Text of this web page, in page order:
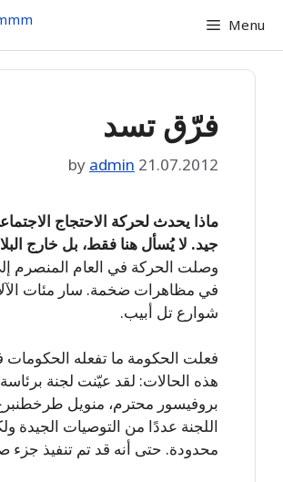
Menu
فرّق تسد
21.07.2012
by admin
ماذا يحدث لحركة الاحتجاج
جيد. لا يُسأل هنا فقط، بل خارج
وصلت الحركة في العام المنصرم
في مظاهرات ضخمة. سار مئات
شوارع تل أبيب.
فعلت الحكومة ما تفعله
هذه الحالات: لقد عيّنت لجنة برئاسة
بروفيسور محترم، منويل
اللجنة عددًا من التوصيات الجيدة
محدودة. حتى أنه قد تم تنفيذ جزء